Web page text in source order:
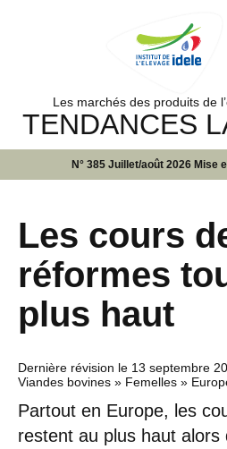
Les marchés des produits de
TENDANCES
N° 385 Juillet/août 2026 Mise
Les cours
réformes
plus haut
Dernière révision le 13 septembre
Viandes bovines » Femelles »
Partout en Europe, les
restent au plus haut alors